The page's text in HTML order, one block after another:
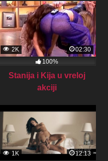
rupice
2K
02:30
100%
Stanija i Kija u vreloj
akciji
1K
12:13